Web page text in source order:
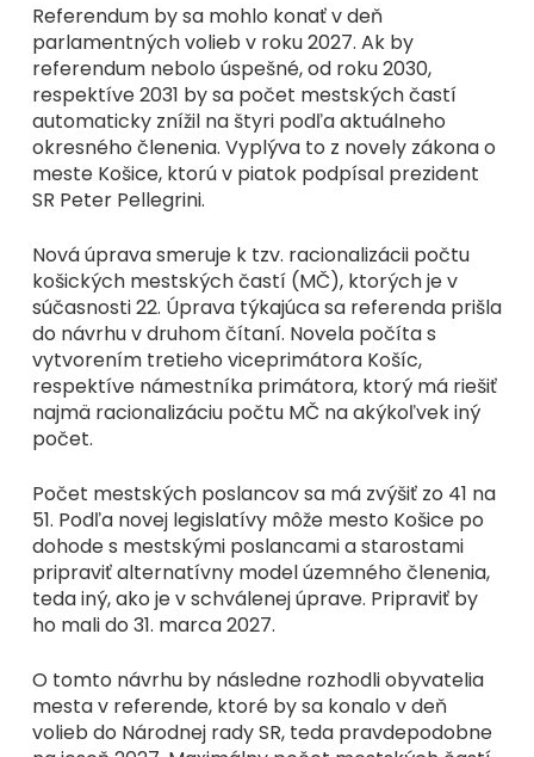
Referendum by sa mohlo konať v deň
parlamentných volieb v roku 2027. Ak by
referendum nebolo úspešné, od roku 2030,
respektíve 2031 by sa počet mestských častí
automaticky znížil na štyri podľa aktuálneho
okresného členenia. Vyplýva to z novely zákona o
meste Košice, ktorú v piatok podpísal prezident
SR Peter Pellegrini.
Nová úprava smeruje k tzv. racionalizácii počtu
košických mestských častí (MČ), ktorých je v
súčasnosti 22. Úprava týkajúca sa referenda prišla
do návrhu v druhom čítaní. Novela počíta s
vytvorením tretieho viceprimátora Košíc,
respektíve námestníka primátora, ktorý má riešiť
najmä racionalizáciu počtu MČ na akýkoľvek iný
počet.
Počet mestských poslancov sa má zvýšiť zo 41 na
51. Podľa novej legislatívy môže mesto Košice po
dohode s mestskými poslancami a starostami
pripraviť alternatívny model územného členenia,
teda iný, ako je v schválenej úprave. Pripraviť by
ho mali do 31. marca 2027.
O tomto návrhu by následne rozhodli obyvatelia
mesta v referende, ktoré by sa konalo v deň
volieb do Národnej rady SR, teda pravdepodobne